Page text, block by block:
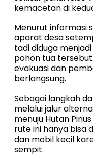
kemacetan di
Menurut informasi
aparat desa
tadi diduga
pohon tua tersebut.
evakuasi dan
berlangsung.
Sebagai langkah
melalui jalur
menuju Hutan
rute ini hanya bisa
dan mobil kecil
sempit.